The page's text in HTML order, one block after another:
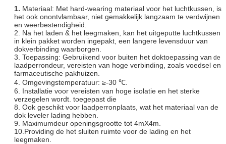
1. Materiaal: Met hard-wearing materiaal voor het luchtkussen, is
het ook onontvlambaar, niet gemakkelijk langzaam te verdwijnen
en weerbestendigheid
2. Na het laden & het leegmaken, kan het uitgeputte luchtkussen
in klein pakket worden ingepakt, een langere levensduur van
dokverbinding waarborgen.
3. Toepassing: Gebruikend voor buiten het doktoepassing van de
laadperrondeur, vereisten van hoge verbinding, zoals voedsel en
farmaceutische pakhuizen.
4. Omgevingstemperatuur: ≥-30 ℃.
6. Installatie voor vereisten van hoge isolatie en het sterke
verzegelen wordt. toegepast die
8. Ook geschikt voor laadperronplaats, wat het materiaal van de
dok leveler lading hebben.
9. Maximumdeur openingsgrootte tot 4mX4m.
10.Providing de het sluiten ruimte voor de lading en het
leegmaken.